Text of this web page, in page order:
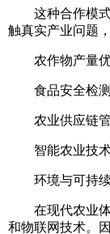
这种合作模式
触真实产业问题
农作物产量
食品安全检测
农业供应链
智能农业技术
环境与可持续
在现代农业体
和物联网技术。